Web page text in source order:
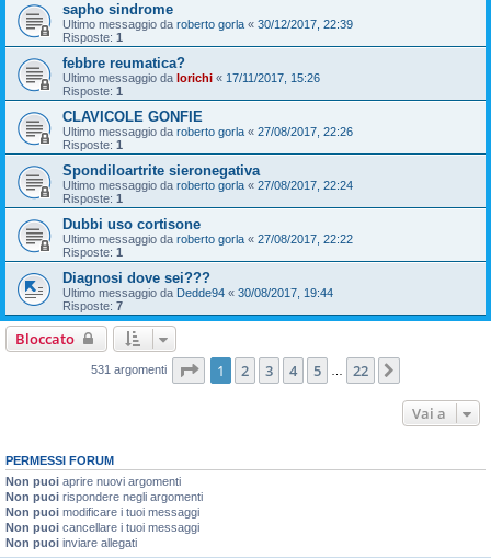
sapho sindrome
Ultimo messaggio da roberto gorla « 30/12/2017, 22:39
Risposte: 1
febbre reumatica?
Ultimo messaggio da lorichi « 17/11/2017, 15:26
Risposte: 1
CLAVICOLE GONFIE
Ultimo messaggio da roberto gorla « 27/08/2017, 22:26
Risposte: 1
Spondiloartrite sieronegativa
Ultimo messaggio da roberto gorla « 27/08/2017, 22:24
Risposte: 1
Dubbi uso cortisone
Ultimo messaggio da roberto gorla « 27/08/2017, 22:22
Risposte: 1
Diagnosi dove sei???
Ultimo messaggio da Dedde94 « 30/08/2017, 19:44
Risposte: 7
Bloccato
531 argomenti Pagina di 22
1 2 3 4 5 22
Vai a
PERMESSI FORUM
Non puoi aprire nuovi argomenti
Non puoi rispondere negli argomenti
Non puoi modificare i tuoi messaggi
Non puoi cancellare i tuoi messaggi
Non puoi inviare allegati